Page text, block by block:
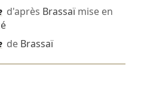
d'après Brassaïmise en
de Brassaï